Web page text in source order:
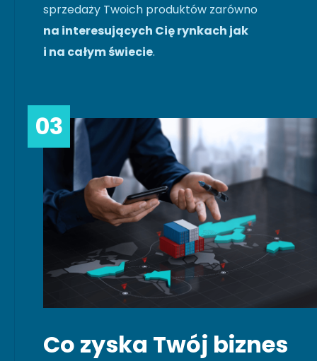
sprzedaży Twoich produktów zarówno
na interesujących Cię rynkach jak
i na całym świecie.
03
Co zyska Twój biznes